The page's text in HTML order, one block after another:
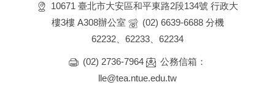
10671 臺北市大安區和平東路2段134號 行政大
樓3樓 A308辦公室
(02) 6639-6688 分機
62232、62233、62234
(02) 2736-7964
公務信箱：
lle@tea.ntue.edu.tw